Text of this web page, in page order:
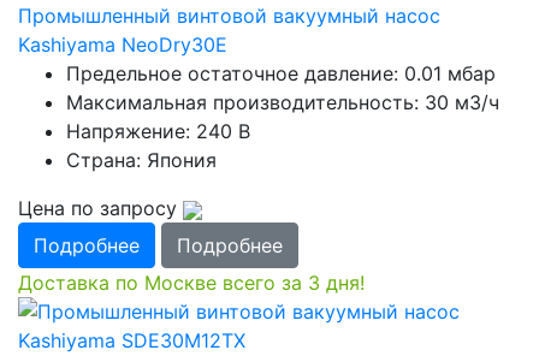
Промышленный винтовой вакуумный насос
Kashiyama NeoDry30E
Предельное остаточное давление: 0.01 мбар
Максимальная производительность: 30 м3/ч
Напряжение: 240 В
Страна: Япония
Цена по запросу
Подробнее
Подробнее
Доставка по Москве всего за 3 дня!